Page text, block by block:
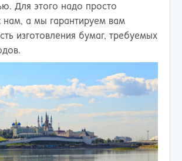
Для этого надо просто
нам, а мы гарантируем вам
изготовления бумаг, требуемых